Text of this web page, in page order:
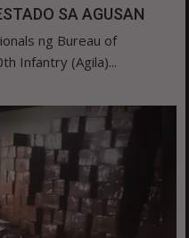
SA AGUSAN
ng Bureau of
Infantry (Agila)...